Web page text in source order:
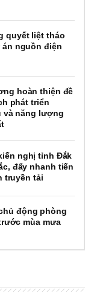
quyết liệt tháo
nguồn điện
hoàn thiện đề
phát triển
và năng lượng
nghị tỉnh Đắk
đẩy nhanh tiến
truyền tải
động phòng
mùa mưa